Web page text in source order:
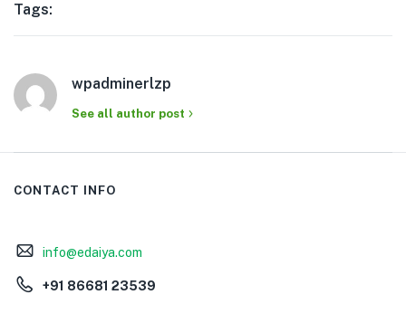
Tags:
wpadminerlzp
See all author post
CONTACT INFO
info@edaiya.com
+91 86681 23539